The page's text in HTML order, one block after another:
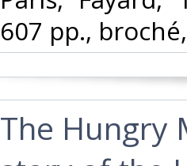
607 pp.,
‎The Hungry